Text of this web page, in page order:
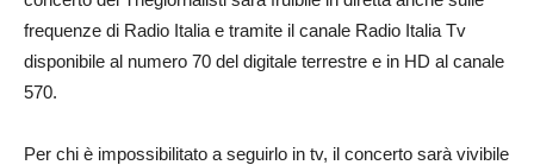
frequenze di Radio Italia e tramite il canale Radio Italia Tv
disponibile al numero 70 del digitale terrestre e in HD al canale
570.
Per chi è impossibilitato a seguirlo in tv, il concerto sarà vivibile